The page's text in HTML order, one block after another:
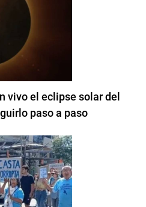
vivo el eclipse solar del
paso a paso